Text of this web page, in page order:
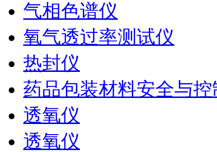
气相色谱仪
氧气透过率测试仪
热封仪
药品包装材料安全与
透氧仪
透氧仪